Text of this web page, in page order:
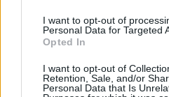
I want to opt-out of
Personal Data for Targeted
Opted In
I want to opt-out of
Retention, Sale, and/or
Personal Data that Is
Télécharger le